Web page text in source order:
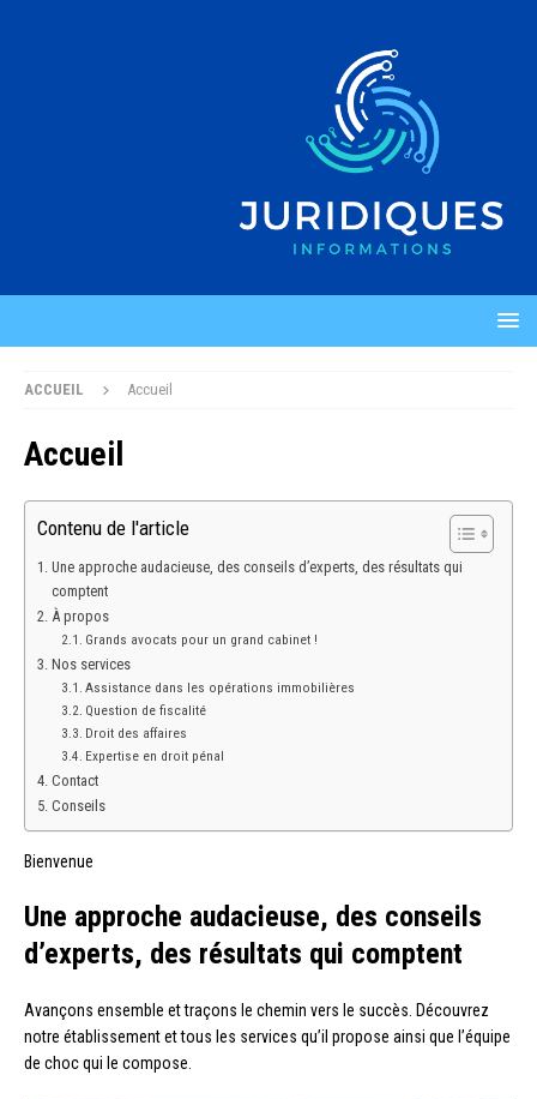
ACCUEIL Accueil
Accueil
Contenu de l'article
Une approche audacieuse, des conseils d’experts, des résultats qui
comptent
À propos
Grands avocats pour un grand cabinet !
Nos services
Assistance dans les opérations immobilières
Question de fiscalité
Droit des affaires
Expertise en droit pénal
Contact
Conseils
Bienvenue
Une approche audacieuse, des conseils
d’experts, des résultats qui comptent
Avançons ensemble et traçons le chemin vers le succès. Découvrez
notre établissement et tous les services qu’il propose ainsi que l’équipe
de choc qui le compose.